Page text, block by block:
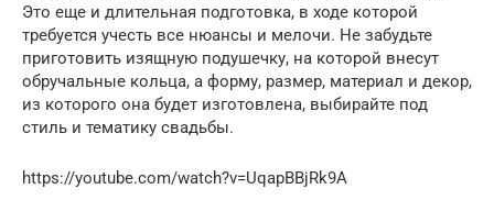
Это еще и длительная подготовка, в ходе которой
требуется учесть все нюансы и мелочи. Не забудьте
приготовить изящную подушечку, на которой внесут
обручальные кольца, а форму, размер, материал и декор,
из которого она будет изготовлена, выбирайте под
стиль и тематику свадьбы.
https://youtube.com/watch?v=UqapBBjRk9A